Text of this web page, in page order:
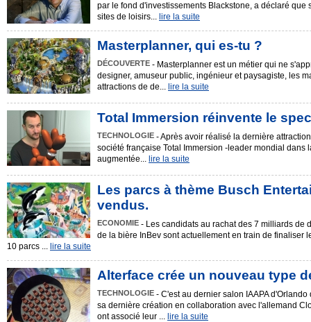
par le fond d'investissements Blackstone, a déclaré
sites de loisirs... lire la suite
Masterplanner, qui es-tu ?
DÉCOUVERTE - Masterplanner est un métier qui ne
designer, amuseur public, ingénieur et paysagiste, les
attractions de de... lire la suite
Total Immersion réinvente le
TECHNOLOGIE - Après avoir réalisé la dernière
société française Total Immersion -leader mondial
augmentée... lire la suite
Les parcs à thème Busch
vendus.
ECONOMIE - Les candidats au rachat des 7 milliards de
de la bière InBev sont actuellement en train de finaliser
10 parcs ... lire la suite
Alterface crée un nouveau type
TECHNOLOGIE - C'est au dernier salon IAAPA
sa dernière création en collaboration avec l'allemand
ont associé leur ... lire la suite